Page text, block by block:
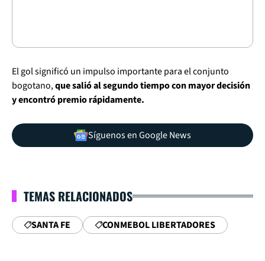
El gol significó un impulso importante para el conjunto
bogotano,que salió al segundo tiempo con mayor decisión
y encontró premio rápidamente.
Síguenos en Google News
TEMAS RELACIONADOS
SANTA FE CONMEBOL LIBERTADORES